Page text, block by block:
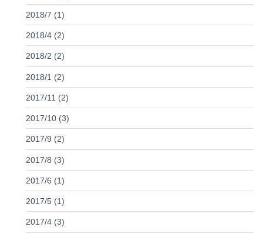
2018/7 (1)
2018/4 (2)
2018/2 (2)
2018/1 (2)
2017/11 (2)
2017/10 (3)
2017/9 (2)
2017/8 (3)
2017/6 (1)
2017/5 (1)
2017/4 (3)